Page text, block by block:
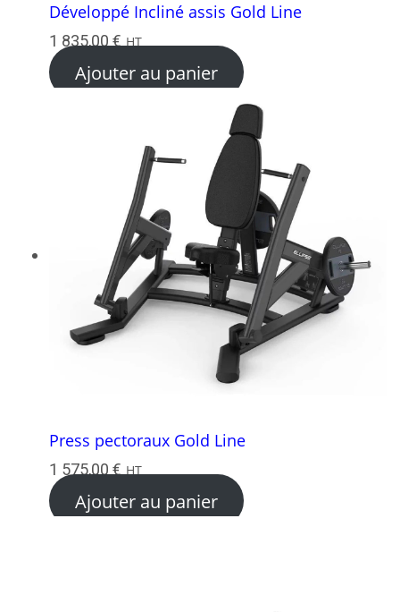
Développé Incliné assis Gold Line
1 835,00 € HT
Ajouter au panier
Press pectoraux Gold Line
1 575,00 € HT
Ajouter au panier